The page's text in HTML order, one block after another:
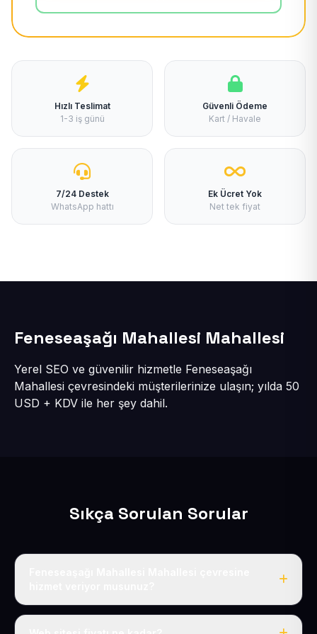
Hızlı Teslimat
1-3 iş günü
Güvenli Ödeme
Kart / Havale
7/24 Destek
WhatsApp hattı
Ek Ücret Yok
Net tek fiyat
Feneseaşağı Mahallesi Mahallesi
Yerel SEO ve güvenilir hizmetle Feneseaşağı
Mahallesi çevresindeki müşterilerinize ulaşın; yılda 50
USD + KDV ile her şey dahil.
Sıkça Sorulan Sorular
Evet, Feneseaşağı Mahallesi dahil tüm Develi ve Develi